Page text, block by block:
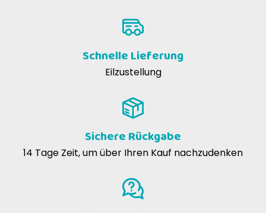
Schnelle Lieferung
Eilzustellung
Sichere Rückgabe
14 Tage Zeit, um über Ihren Kauf nachzudenken